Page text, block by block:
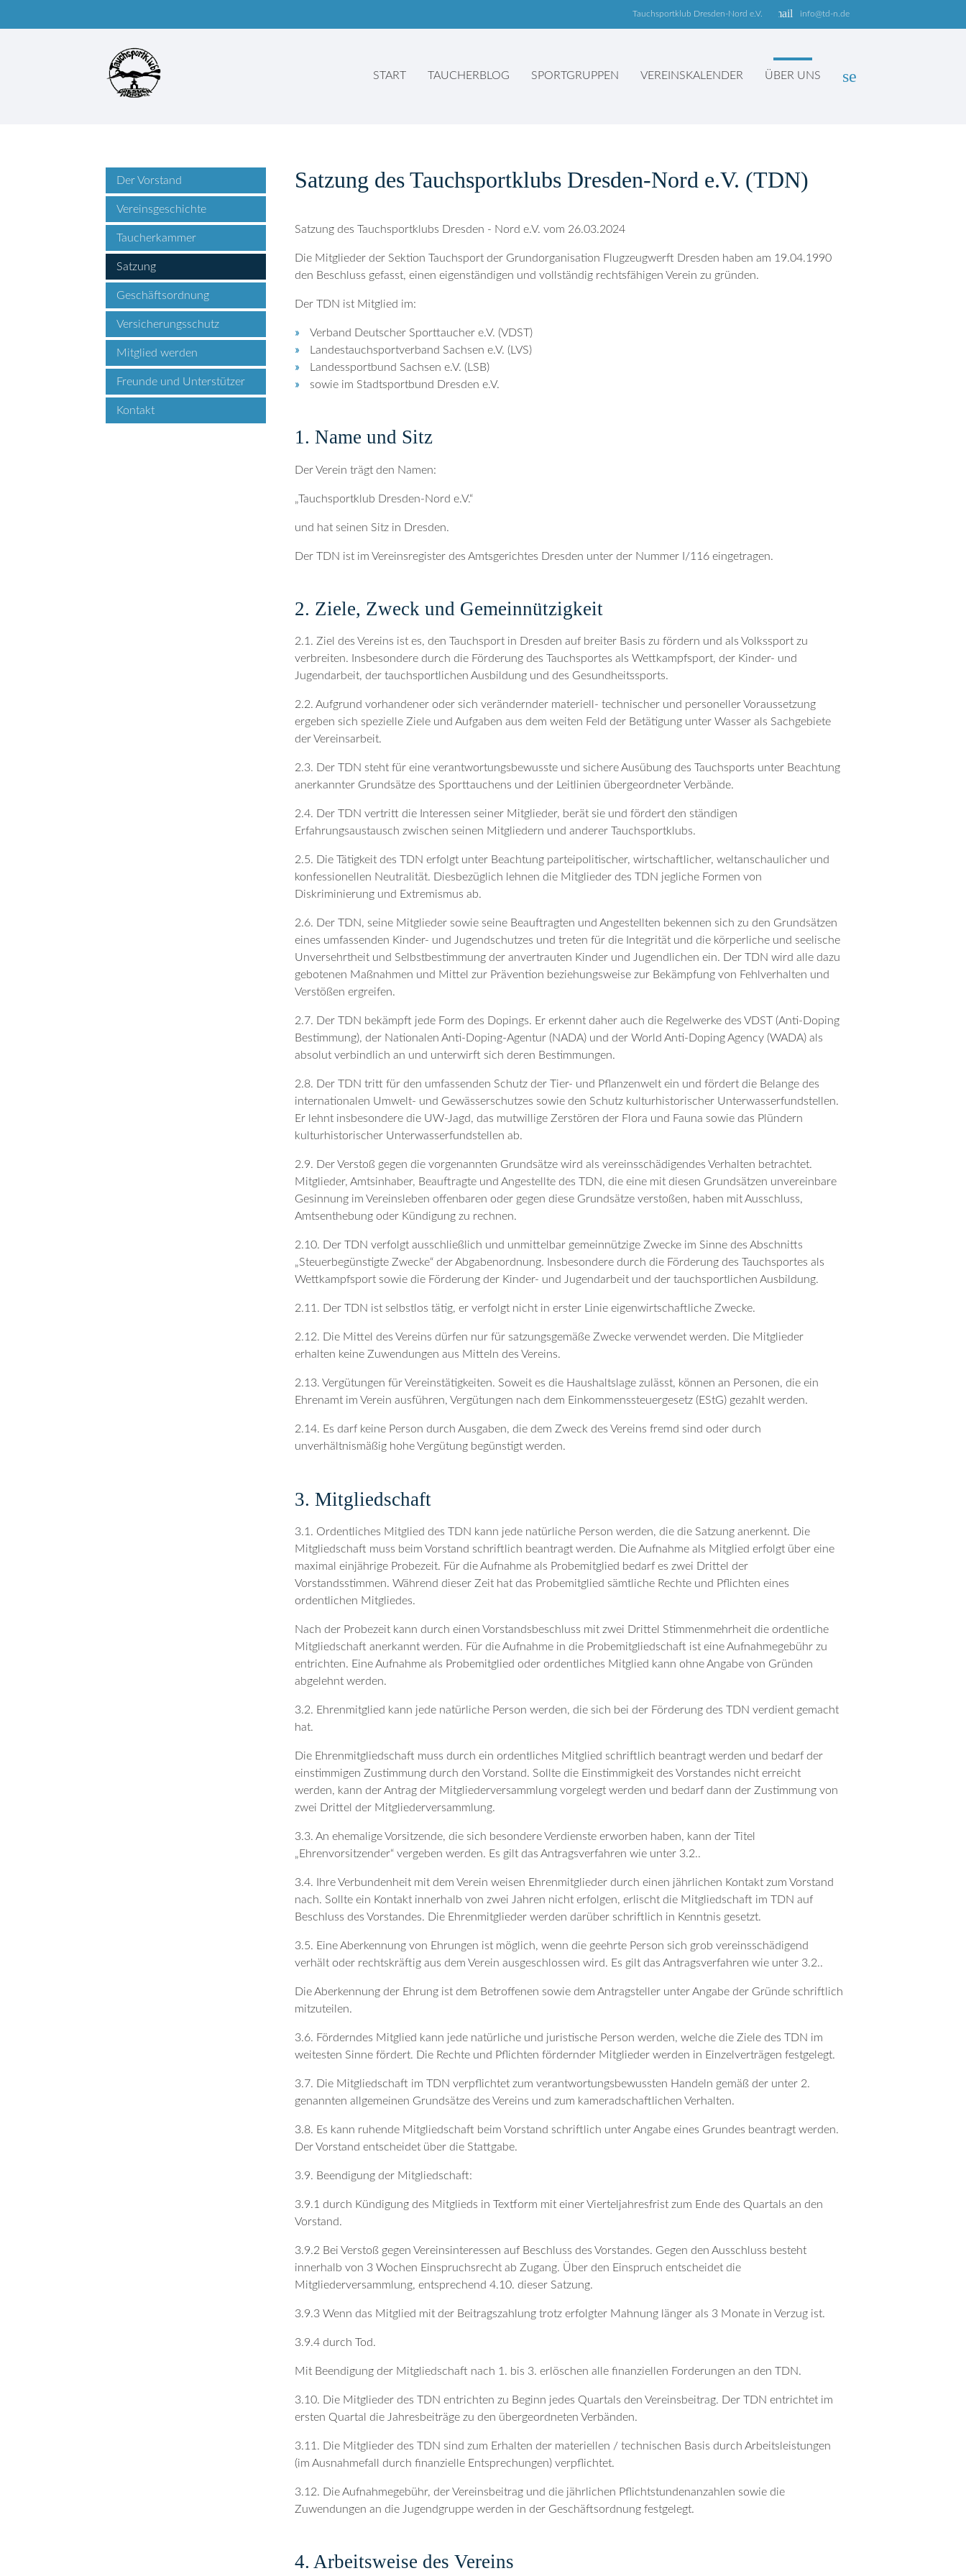
email info@td-n.de
Tauchsportklub Dresden-Nord e.V.
START TAUCHERBLOG SPORTGRUPPEN VEREINSKALENDER ÜBER UNS search
SUCHEN
Satzung des Tauchsportklubs Dresden-Nord e.V. (TDN)
Satzung des Tauchsportklubs Dresden - Nord e.V. vom 26.03.2024
Die Mitglieder der Sektion Tauchsport der Grundorganisation Flugzeugwerft Dresden haben am 19.04.1990
den Beschluss gefasst, einen eigenständigen und vollständig rechtsfähigen Verein zu gründen.
Der TDN ist Mitglied im:
Verband Deutscher Sporttaucher e.V. (VDST)
Landestauchsportverband Sachsen e.V. (LVS)
Landessportbund Sachsen e.V. (LSB)
sowie im Stadtsportbund Dresden e.V.
1. Name und Sitz
Der Verein trägt den Namen:
„Tauchsportklub Dresden-Nord e.V.“
und hat seinen Sitz in Dresden.
Der TDN ist im Vereinsregister des Amtsgerichtes Dresden unter der Nummer I/116 eingetragen.
2. Ziele, Zweck und Gemeinnützigkeit
2.1. Ziel des Vereins ist es, den Tauchsport in Dresden auf breiter Basis zu fördern und als Volkssport zu
verbreiten. Insbesondere durch die Förderung des Tauchsportes als Wettkampfsport, der Kinder- und
Jugendarbeit, der tauchsportlichen Ausbildung und des Gesundheitssports.
2.2. Aufgrund vorhandener oder sich verändernder materiell- technischer und personeller Voraussetzung
ergeben sich spezielle Ziele und Aufgaben aus dem weiten Feld der Betätigung unter Wasser als Sachgebiete
der Vereinsarbeit.
2.3. Der TDN steht für eine verantwortungsbewusste und sichere Ausübung des Tauchsports unter Beachtung
anerkannter Grundsätze des Sporttauchens und der Leitlinien übergeordneter Verbände.
2.4. Der TDN vertritt die Interessen seiner Mitglieder, berät sie und fördert den ständigen
Erfahrungsaustausch zwischen seinen Mitgliedern und anderer Tauchsportklubs.
2.5. Die Tätigkeit des TDN erfolgt unter Beachtung parteipolitischer, wirtschaftlicher, weltanschaulicher und
konfessionellen Neutralität. Diesbezüglich lehnen die Mitglieder des TDN jegliche Formen von
Diskriminierung und Extremismus ab.
2.6. Der TDN, seine Mitglieder sowie seine Beauftragten und Angestellten bekennen sich zu den Grundsätzen
eines umfassenden Kinder- und Jugendschutzes und treten für die Integrität und die körperliche und seelische
Unversehrtheit und Selbstbestimmung der anvertrauten Kinder und Jugendlichen ein. Der TDN wird alle dazu
gebotenen Maßnahmen und Mittel zur Prävention beziehungsweise zur Bekämpfung von Fehlverhalten und
Verstößen ergreifen.
2.7. Der TDN bekämpft jede Form des Dopings. Er erkennt daher auch die Regelwerke des VDST (Anti-Doping
Bestimmung), der Nationalen Anti-Doping-Agentur (NADA) und der World Anti-Doping Agency (WADA) als
absolut verbindlich an und unterwirft sich deren Bestimmungen.
2.8. Der TDN tritt für den umfassenden Schutz der Tier- und Pflanzenwelt ein und fördert die Belange des
internationalen Umwelt- und Gewässerschutzes sowie den Schutz kulturhistorischer Unterwasserfundstellen.
Er lehnt insbesondere die UW-Jagd, das mutwillige Zerstören der Flora und Fauna sowie das Plündern
kulturhistorischer Unterwasserfundstellen ab.
2.9. Der Verstoß gegen die vorgenannten Grundsätze wird als vereinsschädigendes Verhalten betrachtet.
Mitglieder, Amtsinhaber, Beauftragte und Angestellte des TDN, die eine mit diesen Grundsätzen unvereinbare
Gesinnung im Vereinsleben offenbaren oder gegen diese Grundsätze verstoßen, haben mit Ausschluss,
Amtsenthebung oder Kündigung zu rechnen.
2.10. Der TDN verfolgt ausschließlich und unmittelbar gemeinnützige Zwecke im Sinne des Abschnitts
„Steuerbegünstigte Zwecke“ der Abgabenordnung. Insbesondere durch die Förderung des Tauchsportes als
Wettkampfsport sowie die Förderung der Kinder- und Jugendarbeit und der tauchsportlichen Ausbildung.
2.11. Der TDN ist selbstlos tätig, er verfolgt nicht in erster Linie eigenwirtschaftliche Zwecke.
2.12. Die Mittel des Vereins dürfen nur für satzungsgemäße Zwecke verwendet werden. Die Mitglieder
erhalten keine Zuwendungen aus Mitteln des Vereins.
2.13. Vergütungen für Vereinstätigkeiten. Soweit es die Haushaltslage zulässt, können an Personen, die ein
Ehrenamt im Verein ausführen, Vergütungen nach dem Einkommenssteuergesetz (EStG) gezahlt werden.
2.14. Es darf keine Person durch Ausgaben, die dem Zweck des Vereins fremd sind oder durch
unverhältnismäßig hohe Vergütung begünstigt werden.
3. Mitgliedschaft
3.1. Ordentliches Mitglied des TDN kann jede natürliche Person werden, die die Satzung anerkennt. Die
Mitgliedschaft muss beim Vorstand schriftlich beantragt werden. Die Aufnahme als Mitglied erfolgt über eine
maximal einjährige Probezeit. Für die Aufnahme als Probemitglied bedarf es zwei Drittel der
Vorstandsstimmen. Während dieser Zeit hat das Probemitglied sämtliche Rechte und Pflichten eines
ordentlichen Mitgliedes.
Nach der Probezeit kann durch einen Vorstandsbeschluss mit zwei Drittel Stimmenmehrheit die ordentliche
Mitgliedschaft anerkannt werden. Für die Aufnahme in die Probemitgliedschaft ist eine Aufnahmegebühr zu
entrichten. Eine Aufnahme als Probemitglied oder ordentliches Mitglied kann ohne Angabe von Gründen
abgelehnt werden.
3.2. Ehrenmitglied kann jede natürliche Person werden, die sich bei der Förderung des TDN verdient gemacht
hat.
Die Ehrenmitgliedschaft muss durch ein ordentliches Mitglied schriftlich beantragt werden und bedarf der
einstimmigen Zustimmung durch den Vorstand. Sollte die Einstimmigkeit des Vorstandes nicht erreicht
werden, kann der Antrag der Mitgliederversammlung vorgelegt werden und bedarf dann der Zustimmung von
zwei Drittel der Mitgliederversammlung.
3.3. An ehemalige Vorsitzende, die sich besondere Verdienste erworben haben, kann der Titel
„Ehrenvorsitzender“ vergeben werden. Es gilt das Antragsverfahren wie unter 3.2..
3.4. Ihre Verbundenheit mit dem Verein weisen Ehrenmitglieder durch einen jährlichen Kontakt zum Vorstand
nach. Sollte ein Kontakt innerhalb von zwei Jahren nicht erfolgen, erlischt die Mitgliedschaft im TDN auf
Beschluss des Vorstandes. Die Ehrenmitglieder werden darüber schriftlich in Kenntnis gesetzt.
3.5. Eine Aberkennung von Ehrungen ist möglich, wenn die geehrte Person sich grob vereinsschädigend
verhält oder rechtskräftig aus dem Verein ausgeschlossen wird. Es gilt das Antragsverfahren wie unter 3.2..
Die Aberkennung der Ehrung ist dem Betroffenen sowie dem Antragsteller unter Angabe der Gründe schriftlich
mitzuteilen.
3.6. Förderndes Mitglied kann jede natürliche und juristische Person werden, welche die Ziele des TDN im
weitesten Sinne fördert. Die Rechte und Pflichten fördernder Mitglieder werden in Einzelverträgen festgelegt.
3.7. Die Mitgliedschaft im TDN verpflichtet zum verantwortungsbewussten Handeln gemäß der unter 2.
genannten allgemeinen Grundsätze des Vereins und zum kameradschaftlichen Verhalten.
3.8. Es kann ruhende Mitgliedschaft beim Vorstand schriftlich unter Angabe eines Grundes beantragt werden.
Der Vorstand entscheidet über die Stattgabe.
3.9. Beendigung der Mitgliedschaft:
3.9.1 durch Kündigung des Mitglieds in Textform mit einer Vierteljahresfrist zum Ende des Quartals an den
Vorstand.
3.9.2 Bei Verstoß gegen Vereinsinteressen auf Beschluss des Vorstandes. Gegen den Ausschluss besteht
innerhalb von 3 Wochen Einspruchsrecht ab Zugang. Über den Einspruch entscheidet die
Mitgliederversammlung, entsprechend 4.10. dieser Satzung.
3.9.3 Wenn das Mitglied mit der Beitragszahlung trotz erfolgter Mahnung länger als 3 Monate in Verzug ist.
3.9.4 durch Tod.
Mit Beendigung der Mitgliedschaft nach 1. bis 3. erlöschen alle finanziellen Forderungen an den TDN.
3.10. Die Mitglieder des TDN entrichten zu Beginn jedes Quartals den Vereinsbeitrag. Der TDN entrichtet im
ersten Quartal die Jahresbeiträge zu den übergeordneten Verbänden.
3.11. Die Mitglieder des TDN sind zum Erhalten der materiellen / technischen Basis durch Arbeitsleistungen
(im Ausnahmefall durch finanzielle Entsprechungen) verpflichtet.
3.12. Die Aufnahmegebühr, der Vereinsbeitrag und die jährlichen Pflichtstundenanzahlen sowie die
Zuwendungen an die Jugendgruppe werden in der Geschäftsordnung festgelegt.
4. Arbeitsweise des Vereins
Der Vorstand
Vereinsgeschichte
Taucherkammer
Satzung
Geschäftsordnung
Versicherungsschutz
Mitglied werden
Freunde und Unterstützer
Kontakt